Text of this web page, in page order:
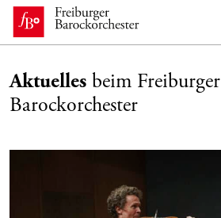
Aktuelles beim Freiburger
Barockorchester